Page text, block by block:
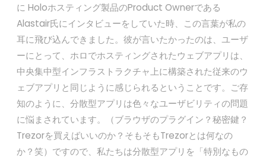
に Holoホスティング製品のProduct Ownerである
Alastair氏にインタビューをしていた時、この言葉が私の
耳に飛び込んできました。彼が言いたかったのは、ユーザ
ーにとって、ホロでホスティングされたウェブアプリは、
中央集中型インフラストラクチャ上に構築された従来のウ
ェブアプリと同じように感じられるということです。ご存
知のように、分散型アプリは色々なユーザビリティの問題
に悩まされています。（ブラウザのプラグイン？秘密鍵？
Trezorを買えばいいのか？そもそもTrezorとは何なの
か？笑）ですので、私たちは分散型アプリを「特別なもの